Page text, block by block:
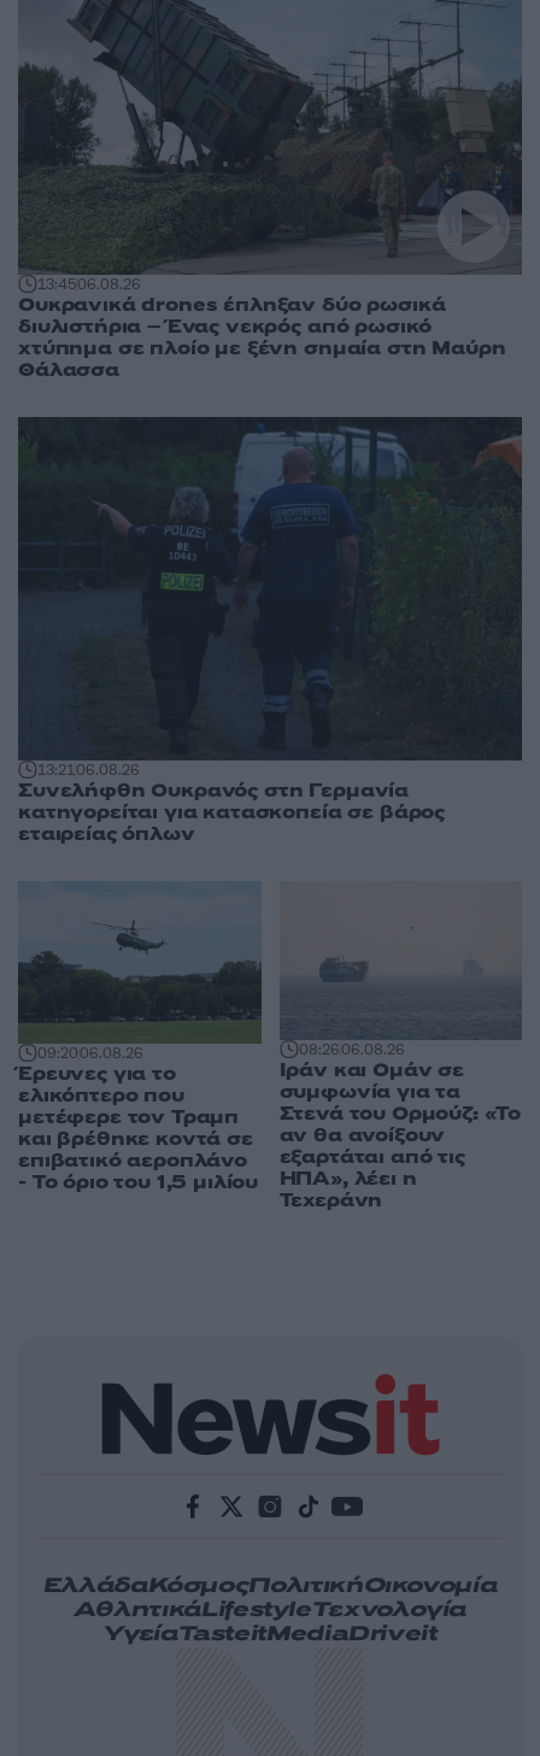
13:4506.08.26
Ουκρανικά drones έπληξαν δύο ρωσικά
διυλιστήρια – Ένας νεκρός από ρωσικό
χτύπημα σε πλοίο με ξένη σημαία στη Μαύρη
Θάλασσα
13:2106.08.26
Συνελήφθη Ουκρανός στη Γερμανία
κατηγορείται για κατασκοπεία σε βάρος
εταιρείας όπλων
09:2006.08.26
Έρευνες για το
ελικόπτερο που
μετέφερε τον Τραμπ
και βρέθηκε κοντά σε
επιβατικό αεροπλάνο
- Το όριο του 1,5 μιλίου
08:2606.08.26
Ιράν και Ομάν σε
συμφωνία για τα
Στενά του Ορμούζ: «Το
αν θα ανοίξουν
εξαρτάται από τις
ΗΠΑ», λέει η
Τεχεράνη
ΕλλάδαΚόσμοςΠολιτικήΟικονομία
ΑθλητικάLifestyleΤεχνολογία
ΥγείαTasteitMediaDriveit